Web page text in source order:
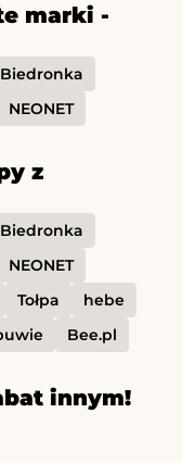
marki -
Biedronka
NEONET
z
Biedronka
NEONET
Tołpa
hebe
Bee.pl
innym!